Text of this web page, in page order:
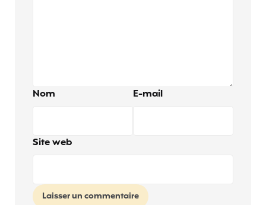
Nom E-mail
Site web